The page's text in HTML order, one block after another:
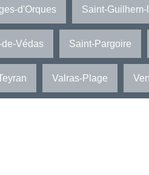
d'Orques Saint-
Védas Saint-Pargoire
Valras-Plage